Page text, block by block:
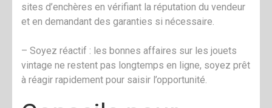
sites d’enchères en vérifiant la réputation du vendeur
et en demandant des garanties si nécessaire.
– Soyez réactif : les bonnes affaires sur les jouets
vintage ne restent pas longtemps en ligne, soyez prêt
à réagir rapidement pour saisir l’opportunité.